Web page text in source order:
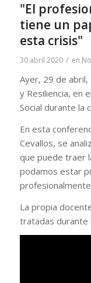
"El
tiene un
esta crisis"
30 abril 2020 / en
Ayer, 29 de
y Resiliencia, en
Social durante la
En esta
Cevallos, se
que puede traer
podamos estar
La propia
tratadas durante